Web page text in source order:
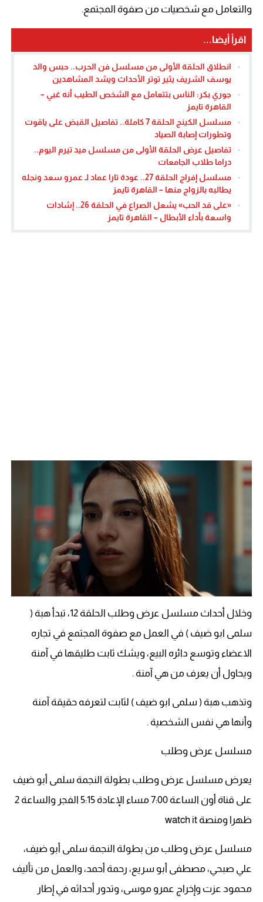
والتعامل مع شخصيات من صفوة المجتمع.
اقرأ أيضا...
انطلاق الحلقة الأولى من مسلسل فن الحرب.. حبس والد
يوسف الشريف يثير توتر الأحداث ويشد المشاهدين
جوري بكر: الناس بتتعامل مع الشخص الطيب أنه غبي –
القاهرة تايمز
مسلسل الكينج الحلقة 7 كاملة.. تفاصيل القبض على ياقوت
وتطورات إصابة الصياد
تفاصيل عرض الحلقة الأولى من مسلسل ميد تيرم اليوم..
دراما طلاب الجامعات
مسلسل إفراج الحلقة 27.. عودة تارا عماد لـ عمرو سعد ونجله
يطالبه بالزواج منها – القاهرة تايمز
«على قد الحب» يشعل الصراع في الحلقة 26.. إشادات
واسعة بأداء الأبطال – القاهرة تايمز
وخلال أحداث مسلسل عرض وطلب الحلقة 12، تبدأ هبة (
سلمى ابو ضيف ) في العمل مع صفوة المجتمع في تجاره
الاعضاء وتوسع دائره البيع، ويشك ثابت طليقها في آمنة
ويحاول أن يعرف من هي آمنة .
وتذهب هبة ( سلمى ابو ضيف ) لثابت لتعرفه حقيقة آمنة
وأنها هي نفس الشخصية .
مسلسل عرض وطلب
يعرض مسلسل عرض وطلب بطولة النجمة سلمى أبو ضيف
على قناة أون الساعة 7:00 مساء الإعادة 5:15 الفجر والساعة 2
ظهرا ومنصة watch it
مسلسل عرض وطلب من بطولة النجمة سلمى أبو ضيف،
علي صبحي، مصطفى أبو سريع، رحمة أحمد، والعمل من تأليف
محمود عزت وإخراج عمرو موسى، وتدور أحداثه في إطار